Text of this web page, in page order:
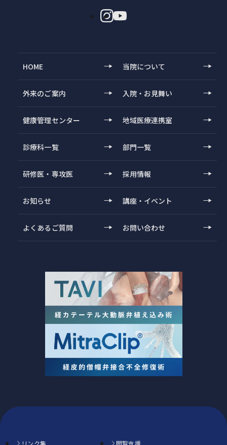
HOME 当院について
外来のご案内 入院・お見舞い
健康管理センター 地域医療連携室
診療科一覧 部門一覧
研修医・専攻医 採用情報
お知らせ 講座・イベント
よくあるご質問 お問い合わせ
リンク集 閲覧支援